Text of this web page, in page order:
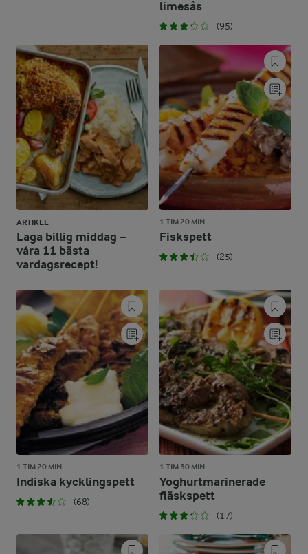
limesås
(95)
ARTIKEL
Laga billig middag –
våra 11 bästa
vardagsrecept!
1 TIM 20 MIN
Fiskspett
(25)
1 TIM 20 MIN
Indiska kycklingspett
(68)
1 TIM 30 MIN
Yoghurtmarinerade
fläskspett
(17)